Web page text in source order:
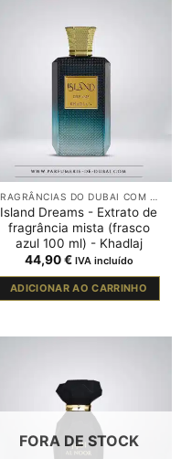
Island Dreams - Extrato de
fragrância mista (frasco
azul 100 ml) - Khadlaj
44,90€ IVA incluído
ADICIONAR AO CARRINHO
FORA DE STOCK